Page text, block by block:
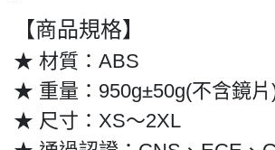
【商品規格】
★ 材質：ABS
★ 重量：950g±50g(不含鏡片
★ 尺寸：XS～2XL